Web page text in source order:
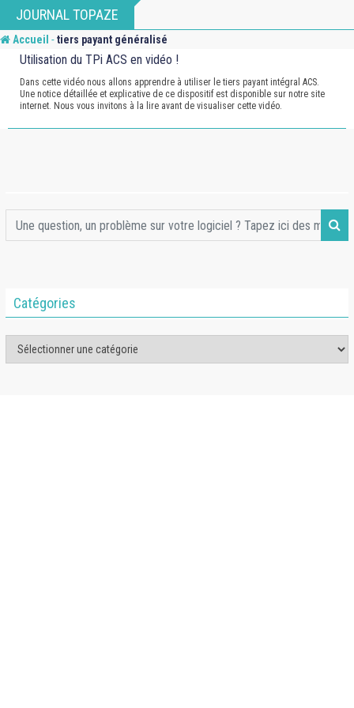
to
content
JOURNAL TOPAZE
Accueil -tiers payant généralisé
Utilisation du TPi ACS en vidéo !
Dans cette vidéo nous allons apprendre à utiliser le tiers payant intégral ACS.
Une notice détaillée et explicative de ce dispositif est disponible sur notre site
internet. Nous vous invitons à la lire avant de visualiser cette vidéo.
Catégories
Catégories